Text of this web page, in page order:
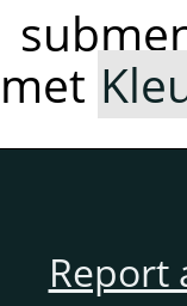
Report